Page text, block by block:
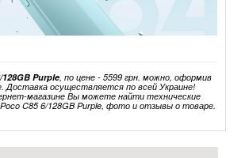
Purple, по цене - 5599 грн. можно, оформив
Доставка осуществляется по всей Украине!
магазине Вы можете найти технические
C85 6/128GB Purple, фото и отзывы о товаре.